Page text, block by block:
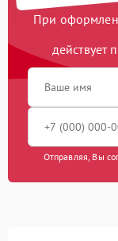
При
действует
Отправляя, Вы